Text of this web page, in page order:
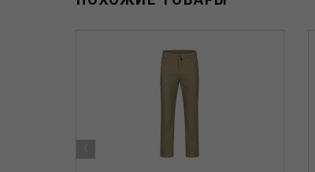
‹